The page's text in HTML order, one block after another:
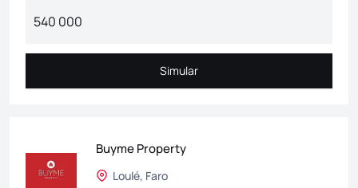
Simular
Simular
Buyme Property
Loulé, Faro